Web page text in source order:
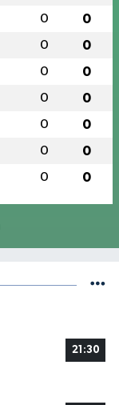
0 0
0 0
0 0
0 0
0 0
0 0
0 0
21:30